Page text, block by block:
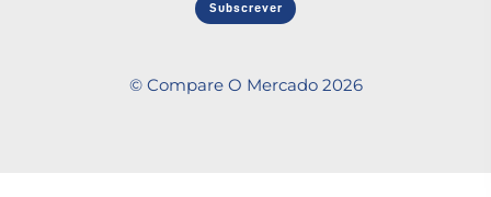
Subscrever
© Compare O Mercado 2026